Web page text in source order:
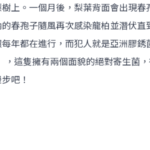
上。一個月後，梨葉背面會出現春
春孢子隨風再次感染龍柏並潛伏直
年都在進行，而犯人就是亞洲膠銹
這隻擁有兩個面貌的絕對寄生菌
吧！